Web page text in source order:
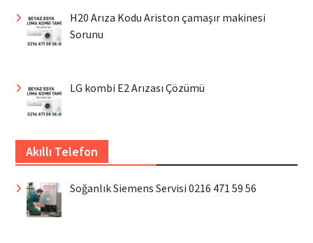
H20 Arıza Kodu Ariston çamaşır makinesi
Sorunu
LG kombi E2 Arızası Çözümü
Akıllı Telefon
Soğanlık Siemens Servisi 0216 471 59 56